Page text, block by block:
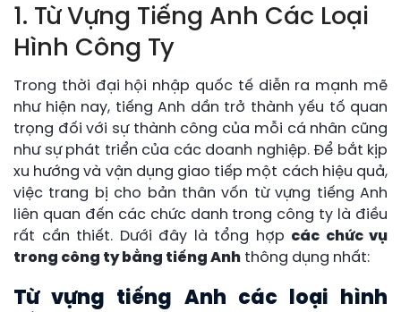
1. Từ Vựng Tiếng Anh Các Loại
Hình Công Ty
Trong thời đại hội nhập quốc tế diễn ra mạnh mẽ
như hiện nay, tiếng Anh dần trở thành yếu tố quan
trọng đối với sự thành công của mỗi cá nhân cũng
như sự phát triển của các doanh nghiệp. Để bắt kịp
xu hướng và vận dụng giao tiếp một cách hiệu quả,
việc trang bị cho bản thân vốn từ vựng tiếng Anh
liên quan đến các chức danh trong công ty là điều
rất cần thiết. Dưới đây là tổng hợp các chức vụ
trong công ty bằng tiếng Anh thông dụng nhất:
Từ vựng tiếng Anh các loại hình